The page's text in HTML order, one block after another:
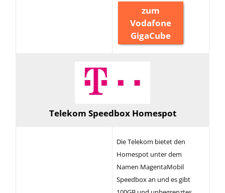
zum
Vodafone
GigaCube
Telekom Speedbox Homespot
Die Telekom bietet den
Homespot unter dem
Namen MagentaMobil
Speedbox an und es gibt